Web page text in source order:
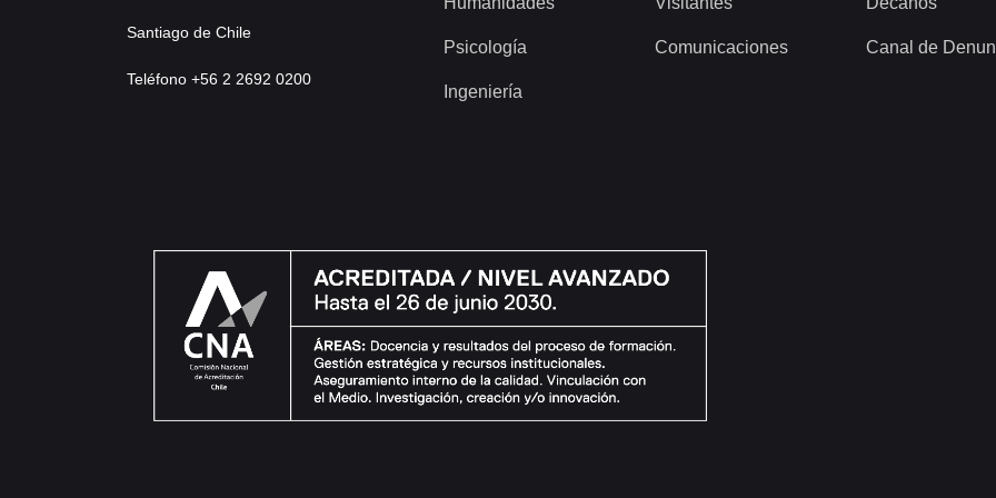
Santiago de Chile
Teléfono +56 2 2692 0200
Psicología
Ingeniería
Comunicaciones Canal de